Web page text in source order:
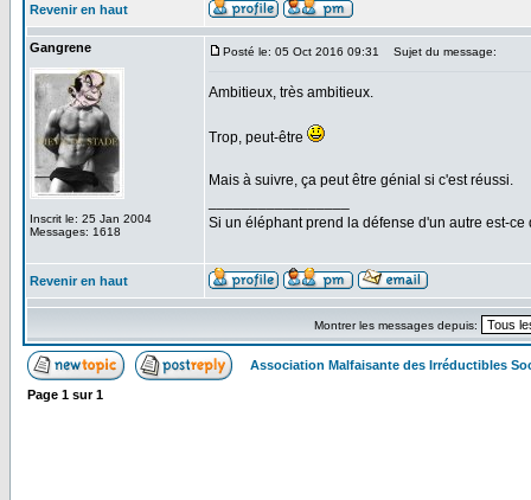
Revenir en haut
Gangrene
Inscrit le: 25 Jan 2004
Messages: 1618
Posté le: 05 Oct 2016 09:31 Sujet du message:
Ambitieux, très ambitieux.
Trop, peut-être
Mais à suivre, ça peut être génial si c'est réussi.
Si un éléphant prend la défense d'un autre est-ce
Revenir en haut
Montrer les messages depuis:
Association Malfaisante des Irréductibles
Page 1 sur1